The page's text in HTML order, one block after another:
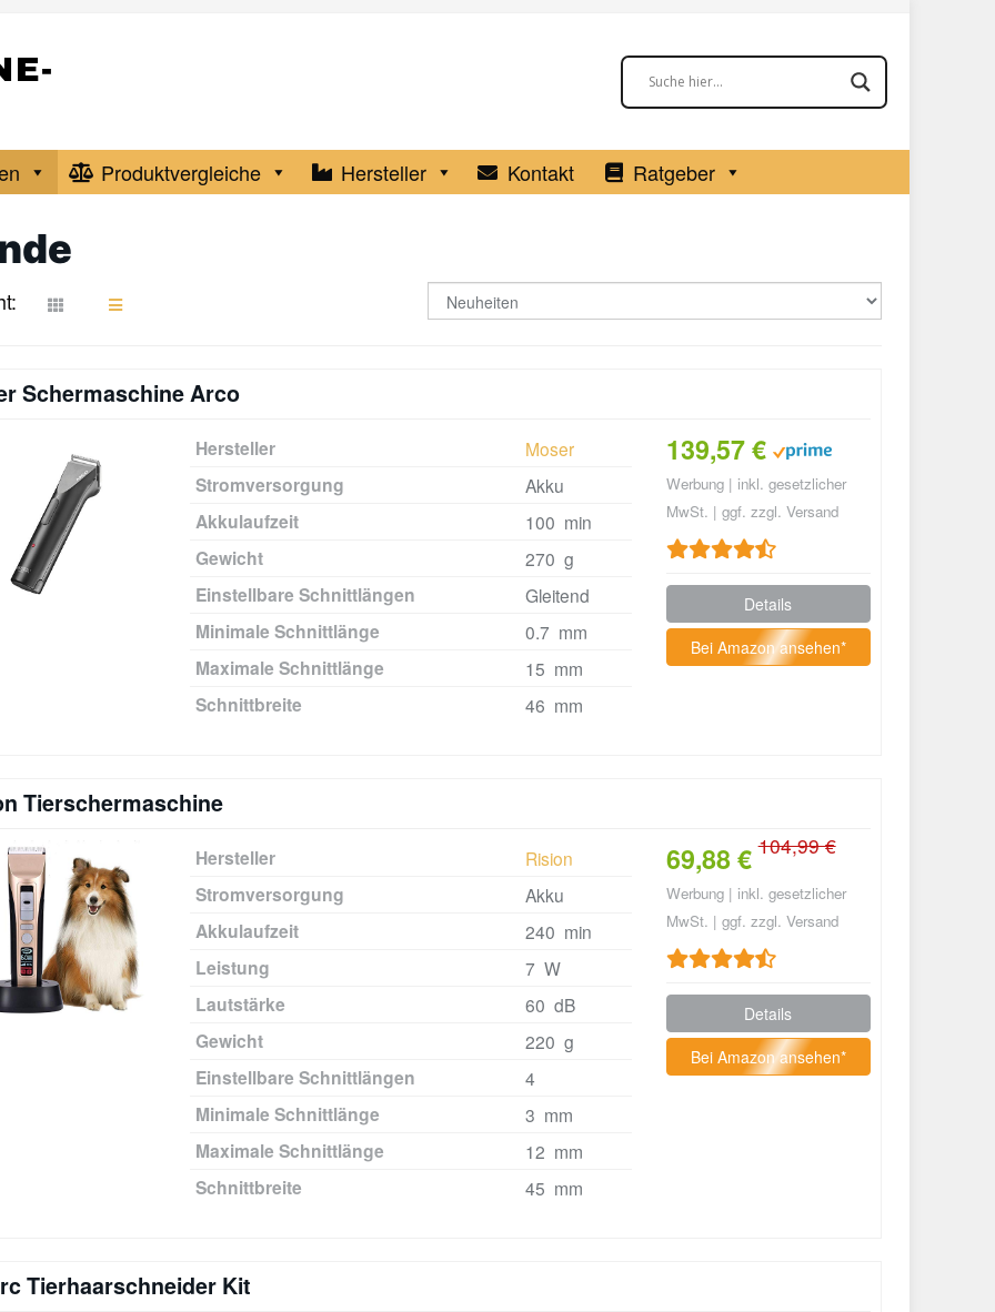
Produktvergleiche Hersteller Kontakt Ratgeber
Schermaschine Arco
139,57 €
Werbung | inkl. gesetzlicher
MwSt. | ggf. zzgl. Versand
Details
Bei Amazon ansehen*
Hersteller Moser
Stromversorgung Akku
Akkulaufzeit 100 min
Gewicht 270 g
Einstellbare Schnittlängen Gleitend
Minimale Schnittlänge 0.7 mm
Maximale Schnittlänge 15 mm
Schnittbreite 46 mm
Tierschermaschine
69,88 €104,99 €
Werbung | inkl. gesetzlicher
MwSt. | ggf. zzgl. Versand
Details
Bei Amazon ansehen*
Hersteller Rision
Stromversorgung Akku
Akkulaufzeit 240 min
Leistung 7 W
Lautstärke 60 dB
Gewicht 220 g
Einstellbare Schnittlängen 4
Minimale Schnittlänge 3 mm
Maximale Schnittlänge 12 mm
Schnittbreite 45 mm
Tierhaarschneider Kit